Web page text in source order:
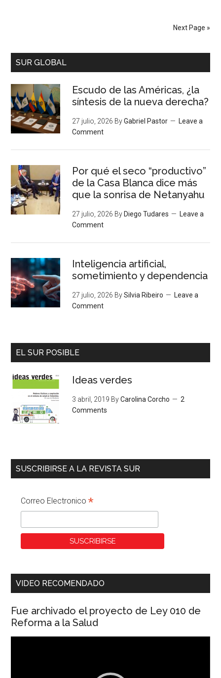
Next Page »
SUR GLOBAL
Escudo de las Américas, ¿la
síntesis de la nueva derecha?
27 julio, 2026 ByGabriel Pastor
Leave a
Comment
Por qué el seco “productivo”
de la Casa Blanca dice más
que la sonrisa de Netanyahu
27 julio, 2026 By Diego Tudares
Leave a
Comment
Inteligencia artificial,
sometimiento y dependencia
27 julio, 2026 BySilvia Ribeiro
Leave a
Comment
EL SUR POSIBLE
Ideas verdes
3 abril, 2019 ByCarolina Corcho
2
Comments
SUSCRIBIRSE A LA REVISTA SUR
Correo Electronico*
VIDEO RECOMENDADO
Fue archivado el proyecto de Ley 010 de
Reforma a la Salud